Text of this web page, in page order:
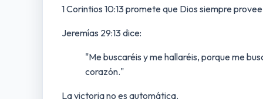
1 Corintios 10:13 promete que Dios siempre
Jeremías 29:13 dice:
"Me buscaréis y me hallaréis, porque me
corazón."
La victoria no es automática.